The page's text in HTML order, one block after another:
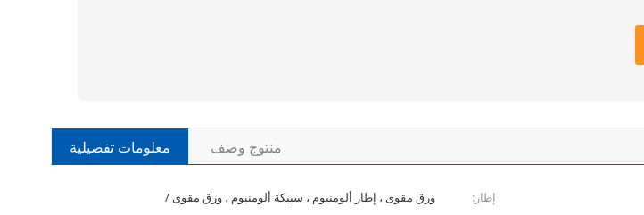
معلومات تفصيلية منتوج وصف
إطار:
ورق مقوى ، إطار ألومنيوم ، سبيكة ألومنيوم ، ورق مقوى /